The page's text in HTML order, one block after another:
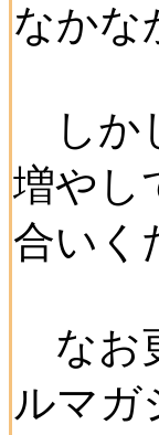
なかな
しか
増やし
合いく
なお
ルマガ